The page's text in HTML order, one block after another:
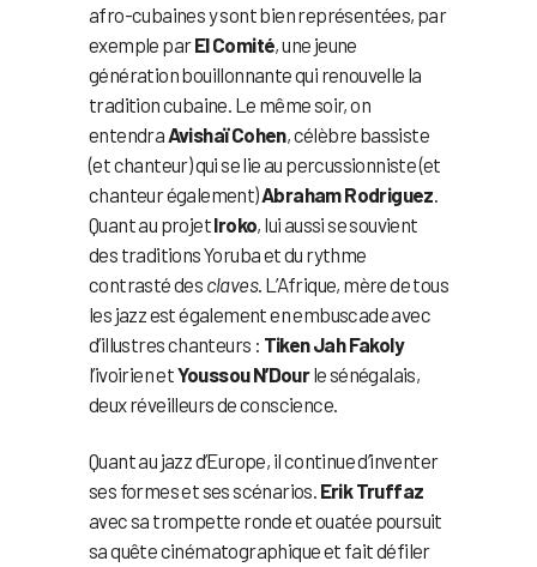
afro-cubaines y sont bien représentées, par
exemple parEl Comité, une jeune
génération bouillonnante qui renouvelle la
tradition cubaine. Le même soir, on
entendraAvishaï Cohen, célèbre bassiste
(et chanteur) qui se lie au percussionniste (et
chanteur également)Abraham Rodriguez.
Quant au projetIroko, lui aussi se souvient
des traditions Yoruba et du rythme
contrasté des claves. L’Afrique, mère de tous
les jazz est également en embuscade avec
d’illustres chanteurs : Tiken Jah Fakoly
l’ivoirien etYoussou N’Dourle sénégalais,
deux réveilleurs de conscience.
Quant au jazz d’Europe, il continue d’inventer
ses formes et ses scénarios. Erik Truffaz
avec sa trompette ronde et ouatée poursuit
sa quête cinématographique et fait défiler